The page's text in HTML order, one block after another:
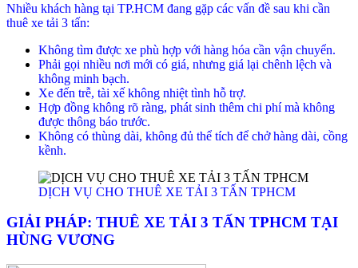
Nhiều khách hàng tại TP.HCM đang gặp các vấn đề sau khi cần
thuê xe tải 3 tấn:
Không tìm được xe phù hợp với hàng hóa cần vận chuyển.
Phải gọi nhiều nơi mới có giá, nhưng giá lại chênh lệch và
không minh bạch.
Xe đến trễ, tài xế không nhiệt tình hỗ trợ.
Hợp đồng không rõ ràng, phát sinh thêm chi phí mà không
được thông báo trước.
Không có thùng dài, không đủ thể tích để chở hàng dài, cồng
kềnh.
DỊCH VỤ CHO THUÊ XE TẢI 3 TẤN TPHCM
GIẢI PHÁP: THUÊ XE TẢI 3 TẤN TPHCM TẠI
HÙNG VƯƠNG